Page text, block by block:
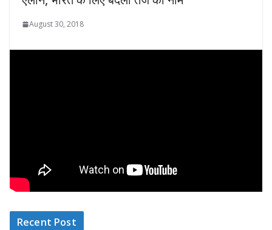
August 30, 2018
Recent Post